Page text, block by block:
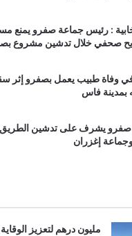
: رئيس جماعة صفرو يمنع
صحفي خلال تدشين مشروع
وفاة طبيب يعمل بصفرو إثر
فاس
صفرو يشرف على تدشين الطريق
إغزران
مليون درهم لتعزيز الوقاية